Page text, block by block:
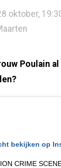
oktober,
Poulain
bekijken op
CRIME